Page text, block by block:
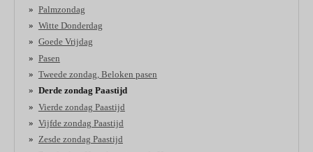
Palmzondag
Witte Donderdag
Goede Vrijdag
Pasen
Tweede zondag, Beloken pasen
Derde zondag Paastijd
Vierde zondag Paastijd
Vijfde zondag Paastijd
Zesde zondag Paastijd